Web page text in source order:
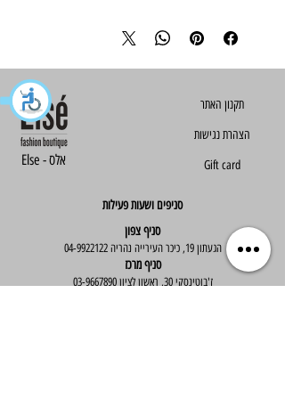
Else - אלס
תקנון האתר​​
הצהרת נגישות
Gift card
סניפים ושעות פעילות
סניף צפון
הגעתון 19, כיכר העירייה נהריה 04-9922122
סניף מרכז
ז'בוטינסקי 30, ראשון לציון 03-9667890